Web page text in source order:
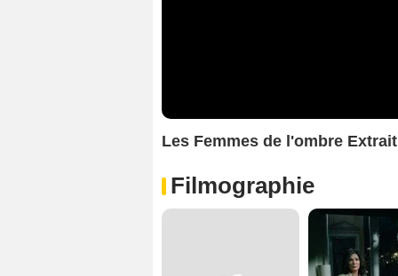
Les Femmes de l'ombre
Filmographie